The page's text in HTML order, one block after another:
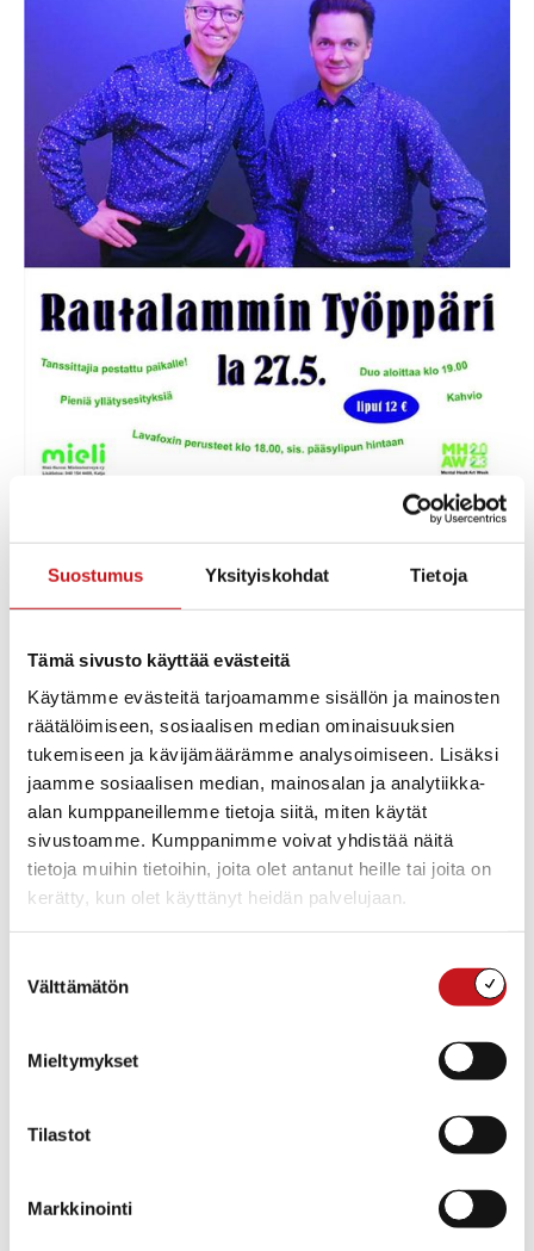
Suostumus Yksityiskohdat Tietoja
Tämä sivusto käyttää evästeitä
Käytämme evästeitä tarjoamamme sisällön ja mainosten
räätälöimiseen, sosiaalisen median ominaisuuksien
tukemiseen ja kävijämäärämme analysoimiseen. Lisäksi
jaamme sosiaalisen median, mainosalan ja analytiikka-
alan kumppaneillemme tietoja siitä, miten käytät
sivustoamme. Kumppanimme voivat yhdistää näitä
tietoja muihin tietoihin, joita olet antanut heille tai joita on
kerätty, kun olet käyttänyt heidän palvelujaan.
valinta
Välttämätön
Mieltymykset
Tilastot
Markkinointi
Jari Partanen & Sami Soininen Rautalammin
työppärillä 18.00-22.30.
Kahvio palvelee. Liput 12 € / hlö
Lisää kalenteriin
TIEDOT
Hyvinvointi,Musiikki
Sisä-Savon Mielenterveys
ry